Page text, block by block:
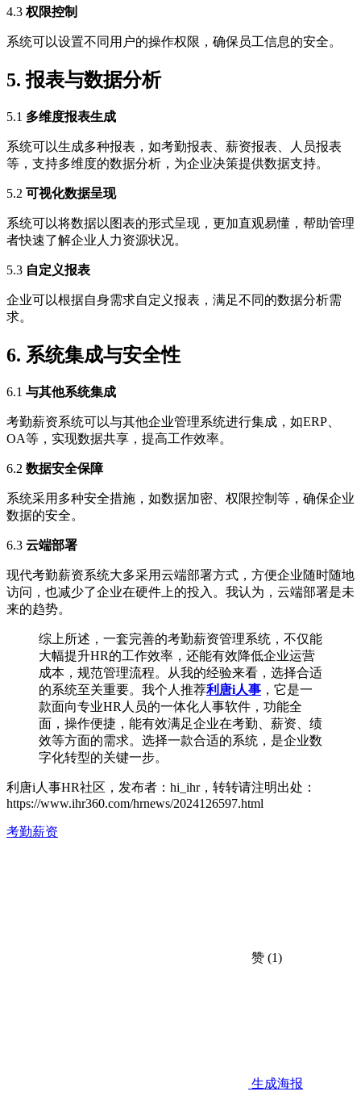
4.3权限控制
系统可以设置不同用户的操作权限，确保员工信息的安全。
5. 报表与数据分析
5.1 多维度报表生成
系统可以生成多种报表，如考勤报表、薪资报表、人员报表
等，支持多维度的数据分析，为企业决策提供数据支持。
5.2 可视化数据呈现
系统可以将数据以图表的形式呈现，更加直观易懂，帮助管理
者快速了解企业人力资源状况。
5.3 自定义报表
企业可以根据自身需求自定义报表，满足不同的数据分析需
求。
6. 系统集成与安全性
6.1 与其他系统集成
考勤薪资系统可以与其他企业管理系统进行集成，如ERP、
OA等，实现数据共享，提高工作效率。
6.2 数据安全保障
系统采用多种安全措施，如数据加密、权限控制等，确保企业
数据的安全。
6.3 云端部署
现代考勤薪资系统大多采用云端部署方式，方便企业随时随地
访问，也减少了企业在硬件上的投入。我认为，云端部署是未
来的趋势。
综上所述，一套完善的考勤薪资管理系统，不仅能
大幅提升HR的工作效率，还能有效降低企业运营
成本，规范管理流程。从我的经验来看，选择合适
的系统至关重要。我个人推荐利唐i人事 ，它是一
款面向专业HR人员的一体化人事软件，功能全
面，操作便捷，能有效满足企业在考勤、薪资、绩
效等方面的需求。选择一款合适的系统，是企业数
字化转型的关键一步。
利唐i人事HR社区，发布者：hi_ihr，转转请注明出处：
https://www.ihr360.com/hrnews/2024126597.html
考勤薪资
赞 (1)
生成海报